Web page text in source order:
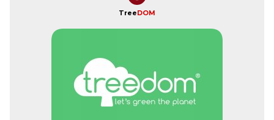
TreeDOM